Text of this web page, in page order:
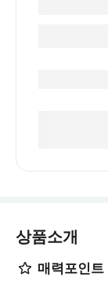
상품소개
매력포인트